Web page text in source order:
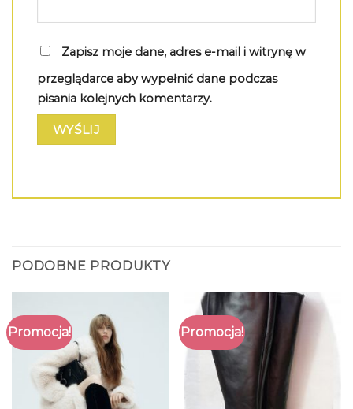
Zapisz moje dane, adres e-mail i witrynę w
przeglądarce aby wypełnić dane podczas
pisania kolejnych komentarzy.
PODOBNE PRODUKTY
Promocja! Promocja!